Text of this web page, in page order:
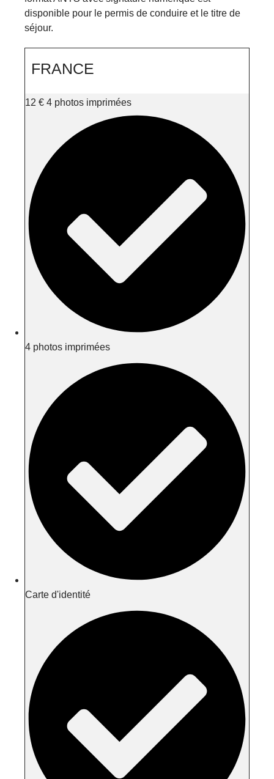
disponible pour le permis de conduire et le titre de
séjour.
FRANCE
12 € 4 photos imprimées
4 photos imprimées
Carte d'identité